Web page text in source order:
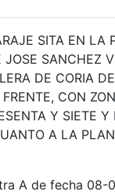
SITA EN LA
SANCHEZ
DE CORIA
CON
Y SIETE Y
A LA
A de fecha 08-